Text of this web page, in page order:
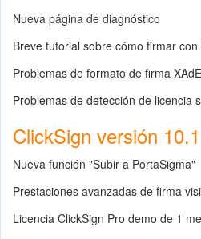
Nueva página de diagnóstico
Breve tutorial sobre cómo firmar con
Problemas de formato de firma
Problemas de detección de licencia
ClickSign versión 10.1
Nueva función "Subir a PortaSigma"
Prestaciones avanzadas de firma
Licencia ClickSign Pro demo de 1